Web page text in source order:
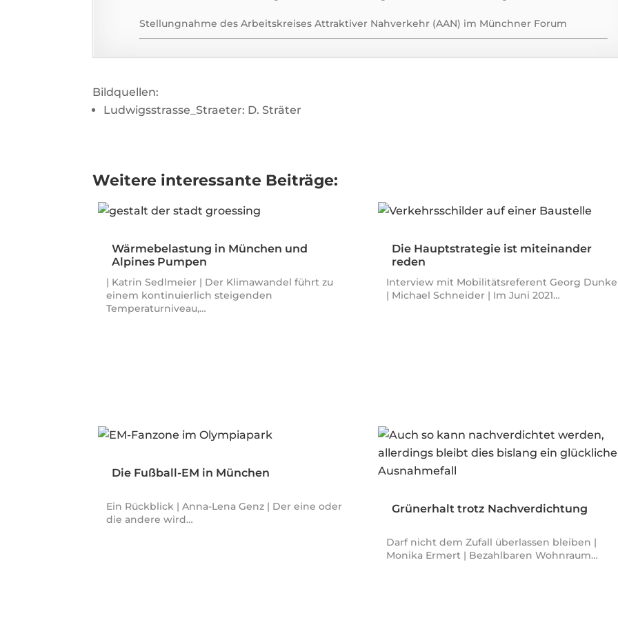
Stellungnahme des Arbeitskreises Attraktiver Nahverkehr (AAN) im Münchner Forum
Bildquellen:
Ludwigsstrasse_Straeter: D. Sträter
Weitere interessante Beiträge:
Wärmebelastung in München und
Alpines Pumpen
| Katrin Sedlmeier | Der Klimawandel führt zu
einem kontinuierlich steigenden
Temperaturniveau,…
Die Hauptstrategie ist miteinander
reden
Interview mit Mobilitätsreferent Georg
| Michael Schneider | Im Juni 2021…
Die Fußball-EM in München
Ein Rückblick | Anna-Lena Genz | Der eine oder
die andere wird…
Grünerhalt trotz Nachverdichtung
Darf nicht dem Zufall überlassen bleiben |
Monika Ermert | Bezahlbaren Wohnraum…